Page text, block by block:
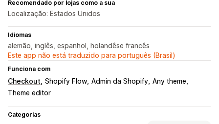
Recomendado por lojas como a sua
Localização: Estados Unidos
Idiomas
alemão, inglês, espanhol, holandêse francês
Este app não está traduzido para português (Brasil)
Funciona com
Checkout Shopify Flow Admin da Shopify Any theme
Theme editor
Categorias